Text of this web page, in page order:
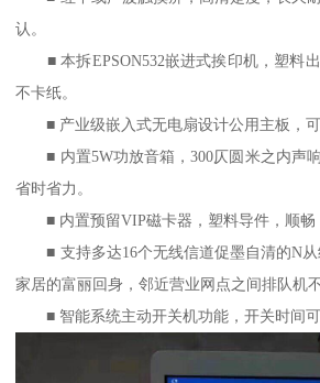
认。
■ 本拆EPSON532嵌进式挨印机，塑料
不卡纸。
■ 产业级嵌入式无电扇设计公用主板，可
■ 内置5W功放音箱，300仄圆米之内声响
省时省力。
■ 内置预留VIP磁卡器，塑料导件，顺畅
■ 支持多达16个无线信道促墨自清的N从
家居的富丽回身，邻近营业网点之间排队机
■ 智能系统主动开关机功能，开关时间